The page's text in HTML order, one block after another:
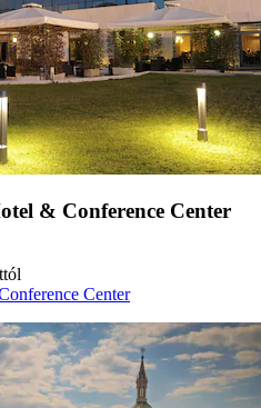
& Conference Center
Center